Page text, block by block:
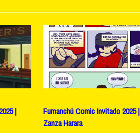
|
Fumanchú Comic Invitado 2025 |
Zanza Harara